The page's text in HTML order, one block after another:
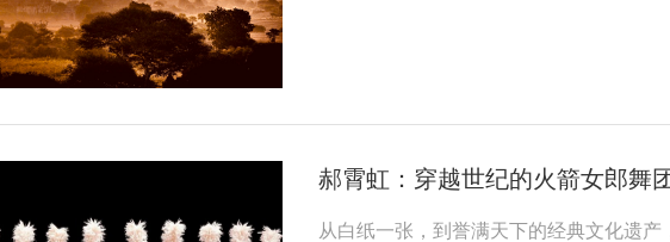
郝霄虹：穿越世纪的火箭女郎舞
从白纸一张，到誉满天下的经典文化遗